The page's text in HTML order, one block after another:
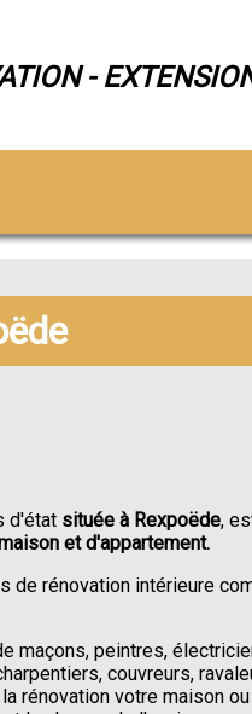
-
d'état située à Rexpoëde,
et d'appartement.
de rénovation intérieure
maçons, peintres,
couvreurs,
rénovation votre maison